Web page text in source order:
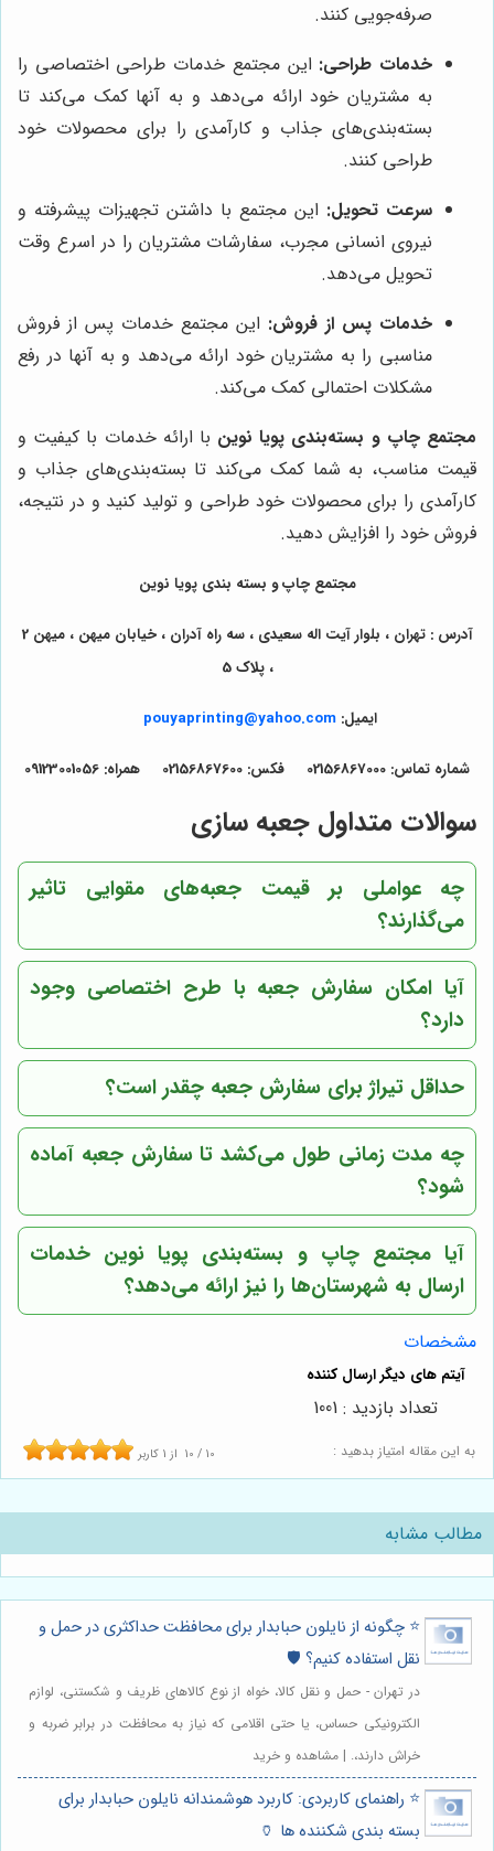
صرفه‌جویی کنند.
خدمات طراحی: این مجتمع خدمات طراحی اختصاصی را
به مشتریان خود ارائه می‌دهد و به آنها کمک می‌کند تا
بسته‌بندی‌های جذاب و کارآمدی را برای محصولات خود
طراحی کنند.
سرعت تحویل: این مجتمع با داشتن تجهیزات پیشرفته و
نیروی انسانی مجرب، سفارشات مشتریان را در اسرع وقت
تحویل می‌دهد.
خدمات پس از فروش: این مجتمع خدمات پس از فروش
مناسبی را به مشتریان خود ارائه می‌دهد و به آنها در رفع
مشکلات احتمالی کمک می‌کند.
مجتمع چاپ و بسته‌بندی پویا نوین با ارائه خدمات با کیفیت و
قیمت مناسب، به شما کمک می‌کند تا بسته‌بندی‌های جذاب و
کارآمدی را برای محصولات خود طراحی و تولید کنید و در نتیجه،
فروش خود را افزایش دهید.
مجتمع چاپ و بسته بندی پویا نوین
آدرس : تهران ، بلوار آیت اله سعیدی ، سه راه آدران ، خیابان میهن ، میهن 2
، پلاک 5
ایمیل: pouyaprinting@yahoo.com
شماره تماس: 02156867000 فکس: 02156867600 همراه: 09123001056
سوالات متداول جعبه سازی
چه عواملی بر قیمت جعبه‌های مقوایی تاثیر
می‌گذارند؟
آیا امکان سفارش جعبه با طرح اختصاصی وجود
دارد؟
حداقل تیراژ برای سفارش جعبه چقدر است؟
چه مدت زمانی طول می‌کشد تا سفارش جعبه آماده
شود؟
آیا مجتمع چاپ و بسته‌بندی پویا نوین خدمات
ارسال به شهرستان‌ها را نیز ارائه می‌دهد؟
مشخصات
به این مقاله امتیاز بدهید : 10 / 10 از 1 کاربر
تعداد بازدید : 1001
مطالب مشابه
⭐️ چگونه از نایلون حبابدار برای محافظت حداکثری در حمل و
نقل استفاده کنیم؟ 🛡️
در تهران - حمل و نقل کالا، خواه از نوع کالاهای ظریف و شکستنی، لوازم
الکترونیکی حساس، یا حتی اقلامی که نیاز به محافظت در برابر ضربه و
خراش دارند،. | مشاهده و خرید
⭐️ راهنمای کاربردی: کاربرد هوشمندانه نایلون حبابدار برای
بسته بندی شکننده ها 🏺